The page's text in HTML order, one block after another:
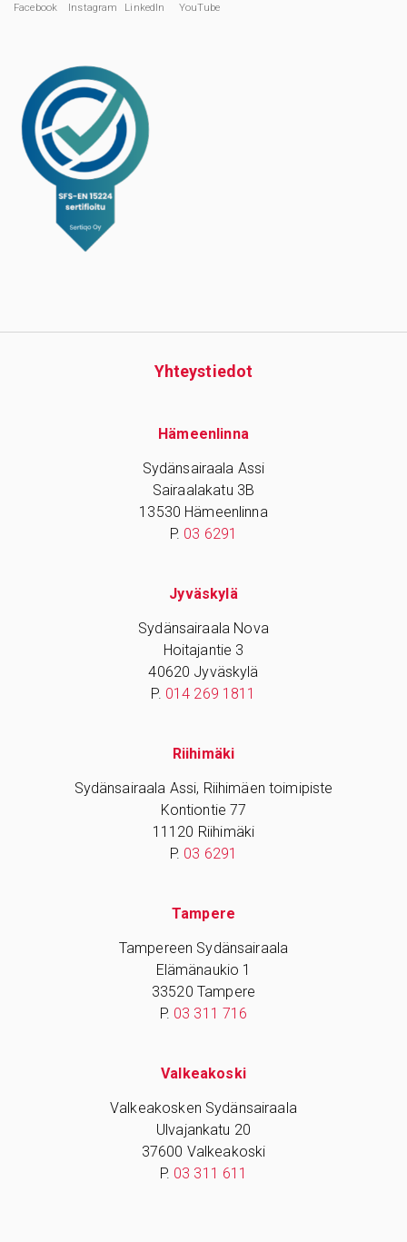
Facebook Instagram LinkedIn YouTube
Yhteys­tiedot
Hämeenlinna
Sydänsairaala Assi
Sairaalakatu 3B
13530 Hämeenlinna
P. 03 6291
Jyväskylä
Sydänsairaala Nova
Hoitajantie 3
40620 Jyväskylä
P. 014 269 1811
Riihimäki
Sydänsairaala Assi, Riihimäen toimipiste
Kontiontie 77
11120 Riihimäki
P. 03 6291
Tampere
Tampereen Sydänsairaala
Elämänaukio 1
33520 Tampere
P. 03 311 716
Valkeakoski
Valkeakosken Sydänsairaala
Ulvajankatu 20
37600 Valkeakoski
P. 03 311 611